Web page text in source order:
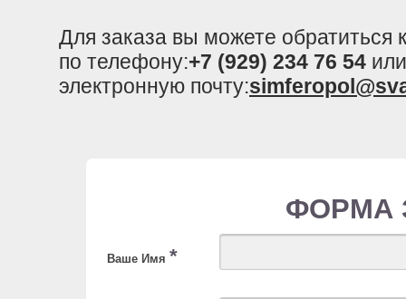
Для заказа вы можете
по телефону:+7 (929) 234 76 54
электронную почту:
ФОРМА
Ваше Имя *